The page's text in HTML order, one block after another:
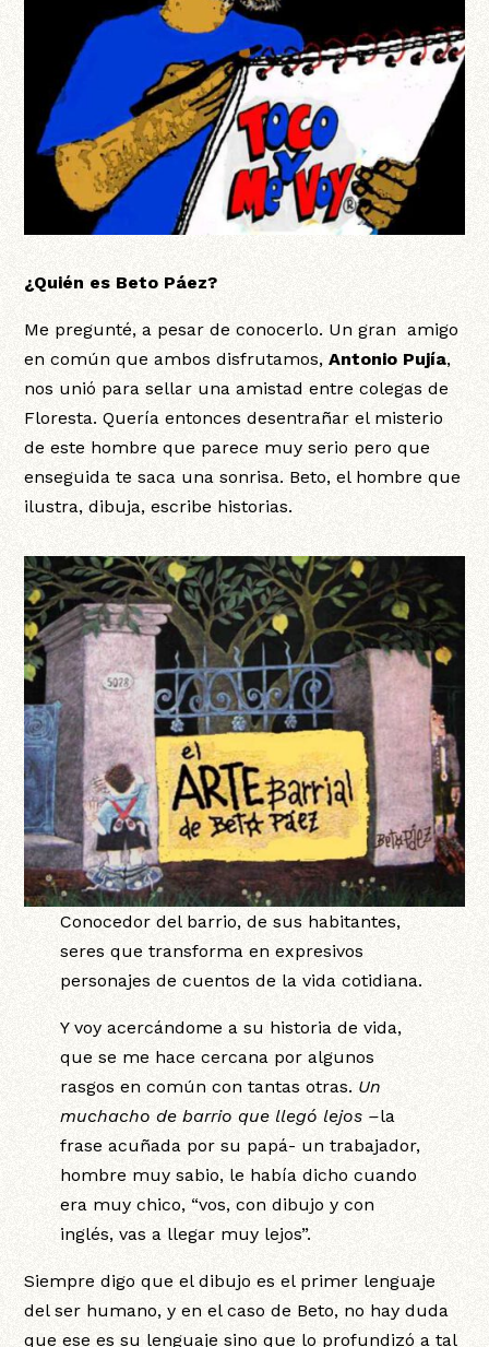
¿Quién es Beto Páez?
Me pregunté, a pesar de conocerlo. Un gran amigo
en común que ambos disfrutamos,Antonio Pujía,
nos unió para sellar una amistad entre colegas de
Floresta. Quería entonces desentrañar el misterio
de este hombre que parece muy serio pero que
enseguida te saca una sonrisa. Beto, el hombre que
ilustra, dibuja, escribe historias.
Conocedor del barrio, de sus habitantes,
seres que transforma en expresivos
personajes de cuentos de la vida cotidiana.
Y voy acercándome a su historia de vida,
que se me hace cercana por algunos
rasgos en común con tantas otras. Un
muchacho de barrio que llegó lejos –la
frase acuñada por su papá- un trabajador,
hombre muy sabio, le había dicho cuando
era muy chico, “vos, con dibujo y con
inglés, vas a llegar muy lejos”.
Siempre digo que el dibujo es el primer lenguaje
del ser humano, y en el caso de Beto, no hay duda
que ese es su lenguaje sino que lo profundizó a tal